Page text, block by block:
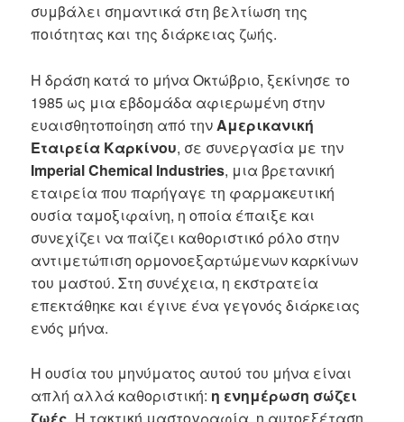
συμβάλει σημαντικά στη βελτίωση της
ποιότητας και της διάρκειας ζωής.
Η δράση κατά το μήνα Οκτώβριο, ξεκίνησε το
1985 ως μια εβδομάδα αφιερωμένη στην
ευαισθητοποίηση από την Αμερικανική
Εταιρεία Καρκίνου, σε συνεργασία με την
Imperial Chemical Industries, μια βρετανική
εταιρεία που παρήγαγε τη φαρμακευτική
ουσία ταμοξιφαίνη, η οποία έπαιξε και
συνεχίζει να παίζει καθοριστικό ρόλο στην
αντιμετώπιση ορμονοεξαρτώμενων καρκίνων
του μαστού. Στη συνέχεια, η εκστρατεία
επεκτάθηκε και έγινε ένα γεγονός διάρκειας
ενός μήνα.
Η ουσία του μηνύματος αυτού του μήνα είναι
απλή αλλά καθοριστική: η ενημέρωση σώζει